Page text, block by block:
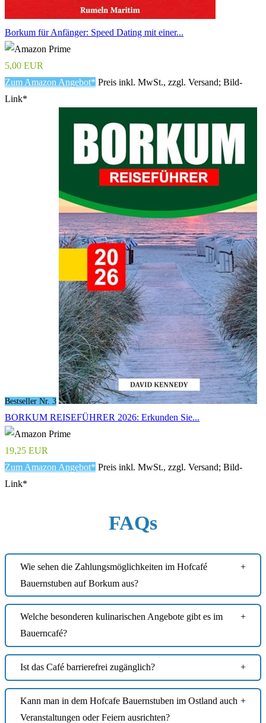
Borkum für Anfänger: Speed Dating mit einer...
5,00 EUR
Zum Amazon Angebot* Preis inkl. MwSt., zzgl. Versand; Bild-
Link*
Bestseller Nr. 3
BORKUM REISEFÜHRER 2026: Erkunden Sie...
19,25 EUR
Zum Amazon Angebot* Preis inkl. MwSt., zzgl. Versand; Bild-
Link*
FAQs
Wie sehen die Zahlungsmöglichkeiten im Hofcafé
Bauernstuben auf Borkum aus?
Welche besonderen kulinarischen Angebote gibt es im
Bauerncafé?
Ist das Café barrierefrei zugänglich?
Kann man in dem Hofcafe Bauernstuben im Ostland auch
Veranstaltungen oder Feiern ausrichten?